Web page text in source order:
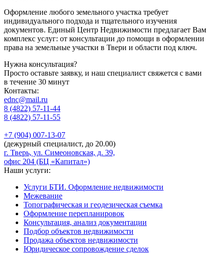
Оформление любого земельного участка требует
индивидуального подхода и тщательного изучения
документов. Единый Центр Недвижимости предлагает Вам
комплекс услуг: от консультации до помощи в оформлении
права на земельные участки в Твери и области под ключ.
Нужна консультация?
Просто оставьте заявку, и наш специалист свяжется с вами
в течение 30 минут
Контакты:
ednc@mail.ru
8 (4822) 57-11-44
8 (4822) 57-11-55
+7 (904) 007-13-07
(дежурный специалист, до 20.00)
г. Тверь, ул. Симеоновская, д. 39,
офис 204 (БЦ «Капитал»)
Наши услуги:
Услуги БТИ. Оформление недвижимости
Межевание
Топографическая и геодезическая съемка
Оформление перепланировок
Консультация, анализ документации
Подбор объектов недвижимости
Продажа объектов недвижимости
Юридическое сопровождение сделок